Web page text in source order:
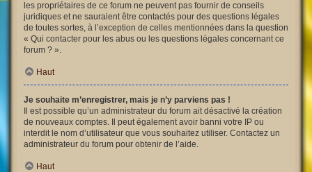
les propriétaires de ce forum ne peuvent pas fournir de conseils
juridiques et ne sauraient être contactés pour des questions légales
de toutes sortes, à l’exception de celles mentionnées dans la question
« Qui contacter pour les abus ou les questions légales concernant ce
forum ? ».
Haut
Je souhaite m’enregistrer, mais je n’y parviens pas !
Il est possible qu’un administrateur du forum ait désactivé la création
de nouveaux comptes. Il peut également avoir banni votre IP ou
interdit le nom d’utilisateur que vous souhaitez utiliser. Contactez un
administrateur du forum pour obtenir de l’aide.
Haut